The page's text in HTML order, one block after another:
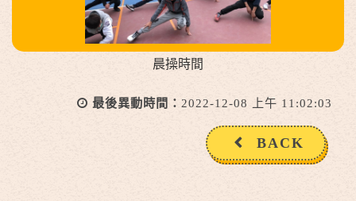
晨操時間
最後異動時間： 2022-12-08 上午 11:02:03
BACK